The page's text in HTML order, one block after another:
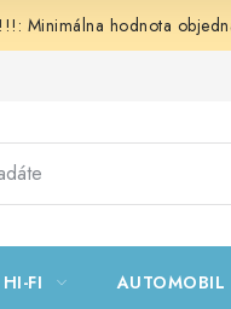
Minimálna hodnota
FI AUTOMOBIL